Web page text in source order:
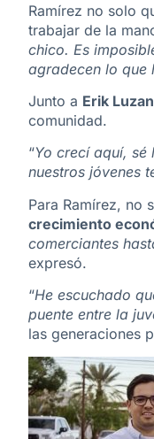
Ramírez no solo
trabajar de la
chico. Es
agradecen lo que
Junto a Erik
comunidad.
“Yo crecí aquí, sé
nuestros jóvenes
Para Ramírez, no
crecimiento
comerciantes
expresó.
“He escuchado
puente entre la
las generaciones